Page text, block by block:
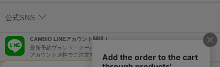
公式SNS
CAMBIO LINEアカウント開設！
最新予約ブランド・クーポン情報などを配信！
アカウント連携でご注文内容をLINEでも確認可能！